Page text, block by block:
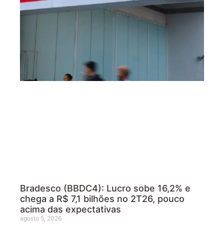
Bradesco (BBDC4): Lucro sobe 16,2% e
chega a R$ 7,1 bilhões no 2T26, pouco
acima das expectativas
agosto 5, 2026